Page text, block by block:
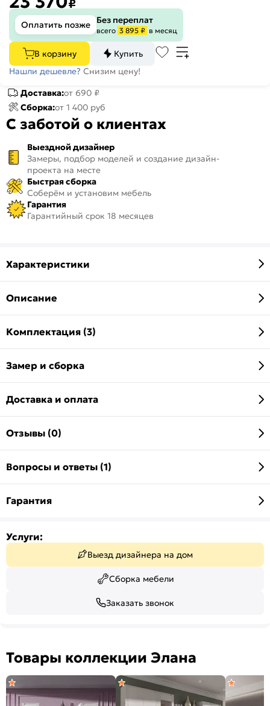
₽
Оплатить позже Без переплат
всего 3 895 ₽ в месяц
В корзину
Купить
Нашли дешевле? Снизим цену!
Доставка:от 690 ₽
Сборка:от 1 400 руб
С заботой о клиентах
Выездной дизайнер
Замеры, подбор моделей и создание дизайн-
проекта на месте
Быстрая сборка
Соберём и установим мебель
Гарантия
Гарантийный срок 18 месяцев
Характеристики
Описание
Комплектация (3)
Замер и сборка
Доставка и оплата
Отзывы (0)
Вопросы и ответы (1)
Гарантия
Услуги:
Выезд дизайнера на дом
Сборка мебели
Заказать звонок
Товары коллекции Элана